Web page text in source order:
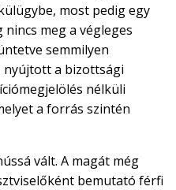
most pedig egy
meg a végleges
semmilyen
nyújtott a bizottsági
nélküli
a forrás szintén
vált. A magát még
bemutató férfi